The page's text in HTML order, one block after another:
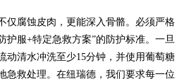
仅腐蚀皮肉，更能深入骨骼。必须严格
护服+特定急救方案”的防护标准。一旦
动清水冲洗至少15分钟，并使用葡萄糖
急救处理。在纽瑞德，我们要求每一位